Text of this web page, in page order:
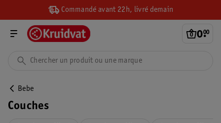
Commandé avant 22h, livré demain
0.
00
Bebe
Couches